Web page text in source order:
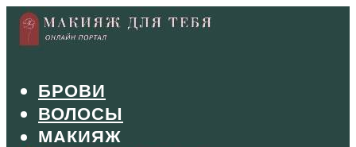
БРОВИ
ВОЛОСЫ
МАКИЯЖ